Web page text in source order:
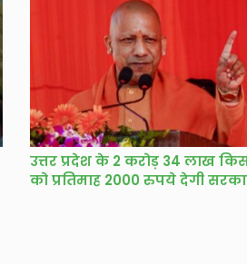
उत्तर प्रदेश के 2 करोड़ 34 लाख
को प्रतिमाह 2000 रुपये देगी